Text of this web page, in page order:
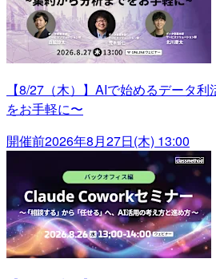
【8/27（木）】AIで始めるデータ
をお手軽に〜
開催前2026年8月27日(木) 13:00